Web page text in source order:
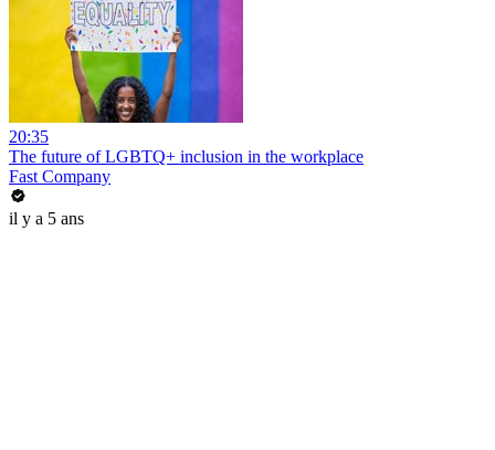
20:35
The future of LGBTQ+ inclusion in the workplace
Fast Company
il y a 5 ans